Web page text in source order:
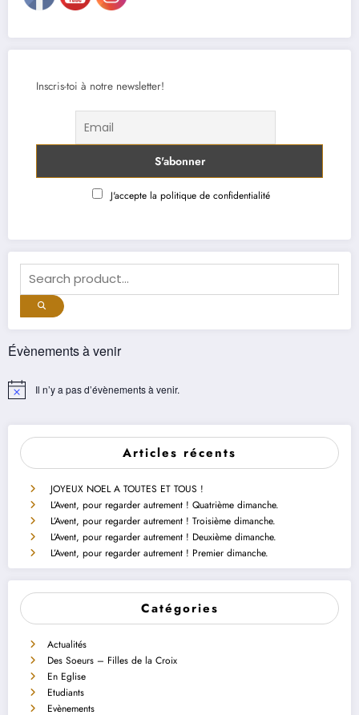
Inscris-toi à notre newsletter!
J'accepte la politique de confidentialité
Évènements à venir
Notice Il n’y a pas d’évènements à venir.
Articles récents
JOYEUX NOEL A TOUTES ET TOUS !
L’Avent, pour regarder autrement ! Quatrième dimanche.
L’Avent, pour regarder autrement ! Troisième dimanche.
L’Avent, pour regarder autrement ! Deuxième dimanche.
L’Avent, pour regarder autrement ! Premier dimanche.
Catégories
Actualités
Des Soeurs – Filles de la Croix
En Eglise
Etudiants
Evènements